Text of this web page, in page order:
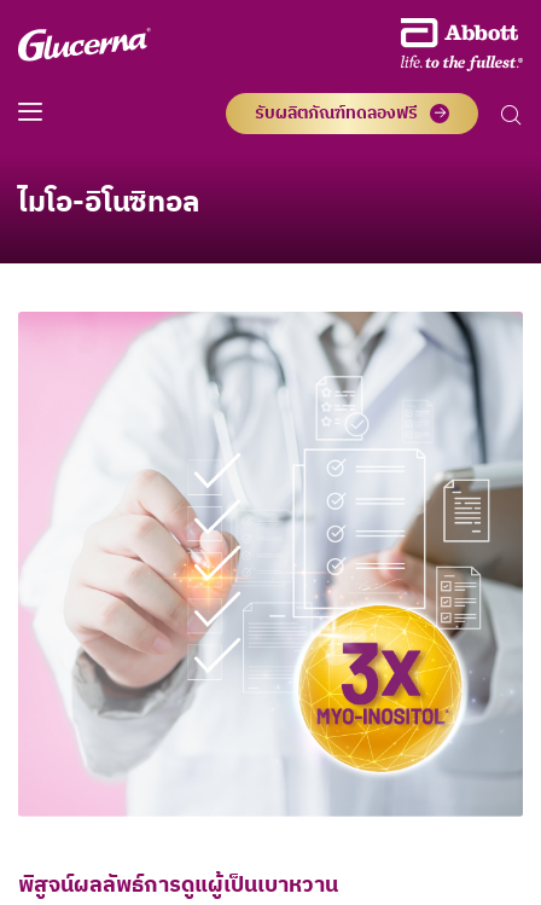
รับผลิตภัณฑ์ทดลองฟรี
ไมโอ-อิโนซิทอล
พิสูจน์ผลลัพธ์การดูแผู้เป็นเบาหวาน